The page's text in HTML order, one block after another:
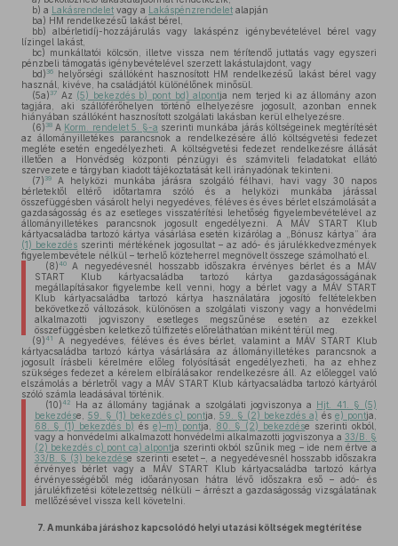
b) a Lakásrendelet vagy a Lakáspénzrendelet alapján
ba) HM rendelkezésű lakást bérel,
bb) albérletidíj-hozzájárulás vagy lakáspénz igénybevételével bérel vagy
lízingel lakást,
bc) munkáltatói kölcsön, illetve vissza nem térítendő juttatás vagy egyszeri
pénzbeli támogatás igénybevételével szerzett lakástulajdont, vagy
bd) 36
helyőrségi szállóként hasznosított HM rendelkezésű lakást bérel vagy
használ, kivéve, ha családjától különélőnek minősül.
(5a) 37 Az (5) bekezdés b) pont bd) alpontja nem terjed ki az állomány azon
tagjára, aki szállóférőhelyen történő elhelyezésre jogosult, azonban ennek
hiányában szállóként hasznosított szolgálati lakásban kerül elhelyezésre.
(6) 38 A Korm. rendelet 5. §-a szerinti munkába járás költségeinek megtérítését
az állományilletékes parancsnok a rendelkezésére álló költségvetési fedezet
megléte esetén engedélyezheti. A költségvetési fedezet rendelkezésre állását
illetően a Honvédség központi pénzügyi és számviteli feladatokat ellátó
szervezete e tárgyban kiadott tájékoztatását kell irányadónak tekinteni.
(7) 39
A helyközi munkába járásra szolgáló félhavi, havi vagy 30 napos
bérletektől eltérő időtartamra szóló és a helyközi munkába járással
összefüggésben vásárolt helyi negyedéves, féléves és éves bérlet elszámolását a
gazdaságosság és az esetleges visszatérítési lehetőség figyelembevételével az
állományilletékes parancsnok jogosult engedélyezni. A MÁV START Klub
kártyacsaládba tartozó kártya vásárlása esetén kizárólag a „Bónusz kártya” ára
(1) bekezdés szerinti mértékének jogosultat – az adó- és járulékkedvezmények
figyelembevétele nélkül – terhelő közteherrel megnövelt összege számolható el.
(8)40A negyedévesnél hosszabb időszakra érvényes bérlet és a MÁV
START Klub kártyacsaládba tartozó kártya gazdaságosságának
megállapításakor figyelembe kell venni, hogy a bérlet vagy a MÁV START
Klub kártyacsaládba tartozó kártya használatára jogosító feltételekben
bekövetkező változások, különösen a szolgálati viszony vagy a honvédelmi
alkalmazotti jogviszony esetleges megszűnése esetén az ezekkel
összefüggésben keletkező túlfizetés előreláthatóan miként térül meg.
(9)41
A negyedéves, féléves és éves bérlet, valamint a MÁV START Klub
kártyacsaládba tartozó kártya vásárlására az állományilletékes parancsnok a
jogosult írásbeli kérelmére előleg folyósítását engedélyezheti, ha az ehhez
szükséges fedezet a kérelem elbírálásakor rendelkezésre áll. Az előleggel való
elszámolás a bérletről vagy a MÁV START Klub kártyacsaládba tartozó kártyáról
szóló számla leadásával történik.
(10)42 Ha az állomány tagjának a szolgálati jogviszonya a Hjt. 41. § (5)
bekezdése, 59. § (1) bekezdés c) pontja, 59. § (2) bekezdés a) ése) pontja,
68. § (1) bekezdés b) és e)–m) pontja, 80. § (2) bekezdése szerinti okból,
vagy a honvédelmi alkalmazott honvédelmi alkalmazotti jogviszonya a 33/B. §
(2) bekezdés c) pont ca) alpontja szerinti okból szűnik meg – ide nem értve a
33/B. § (3) bekezdése szerinti esetet –, a negyedévesnél hosszabb időszakra
érvényes bérlet vagy a MÁV START Klub kártyacsaládba tartozó kártya
érvényességéből még időarányosan hátra lévő időszakra eső – adó- és
járulékfizetési kötelezettség nélküli – árrészt a gazdaságosság vizsgálatának
mellőzésével vissza kell követelni.
7. A munkába járáshoz kapcsolódó helyi utazási költségek megtérítése